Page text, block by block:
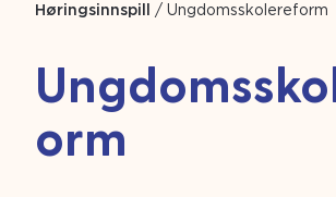
Høringsinnspill
/ Ungdomsskolereform
orm